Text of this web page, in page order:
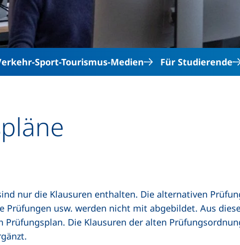
Sport-Tourismus-Medien Für Studierende
nur die Klausuren enthalten. Die alternativen
Prüfungen usw. werden nicht mit abgebildet. Aus
Prüfungsplan. Die Klausuren der alten